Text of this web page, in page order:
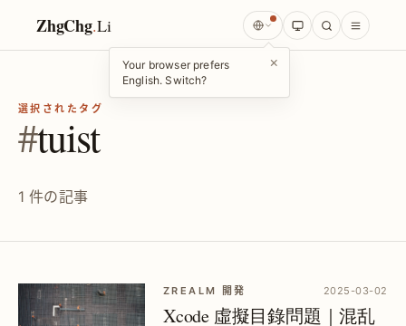
ZhgChg.Li
Your browser prefers
English. Switch?
×
選択されたタグ
#tuist
1 件の記事
ZREALM 開発 2025-03-02
Xcode 虛擬目錄問題｜混乱